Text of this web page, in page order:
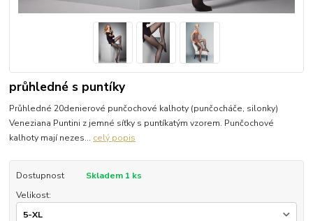
průhledné s puntíky
Průhledné 20denierové punčochové kalhoty (punčocháče, silonky)
Veneziana Puntini z jemné síťky s puntíkatým vzorem. Punčochové
kalhoty mají nezes... celý popis
Dostupnost
Skladem 1 ks
Velikost: